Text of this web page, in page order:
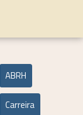
ABRH
Carreira